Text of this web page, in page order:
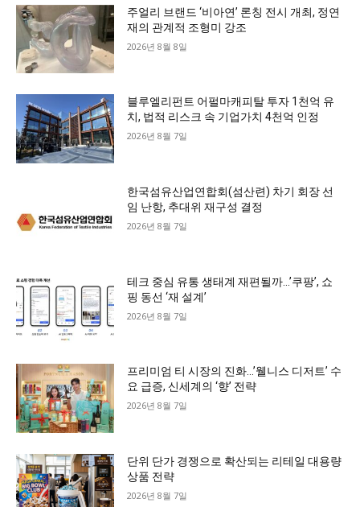
주얼리 브랜드 ‘비아연’ 론칭 전시 개최, 정연
재의 관계적 조형미 강조
2026년 8월 8일
블루엘리펀트 어펄마캐피탈 투자 1천억 유
치, 법적 리스크 속 기업가치 4천억 인정
2026년 8월 7일
한국섬유산업연합회(섬산련) 차기 회장 선
임 난항, 추대위 재구성 결정
2026년 8월 7일
테크 중심 유통 생태계 재편될까…’쿠팡’, 쇼
핑 동선 ‘재 설계’
2026년 8월 7일
프리미엄 티 시장의 진화…’웰니스 디저트’ 수
요 급증, 신세계의 ‘향’ 전략
2026년 8월 7일
단위 단가 경쟁으로 확산되는 리테일 대용량
상품 전략
2026년 8월 7일